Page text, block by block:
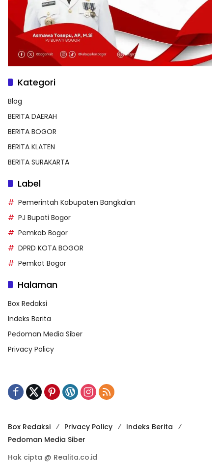
Kategori
Blog
BERITA DAERAH
BERITA BOGOR
BERITA KLATEN
BERITA SURAKARTA
Label
Pemerintah Kabupaten Bangkalan
PJ Bupati Bogor
Pemkab Bogor
DPRD KOTA BOGOR
Pemkot Bogor
Halaman
Box Redaksi
Indeks Berita
Pedoman Media Siber
Privacy Policy
Box Redaksi Privacy Policy
Indeks Berita
Pedoman Media Siber
Hak cipta @ Realita.co.id